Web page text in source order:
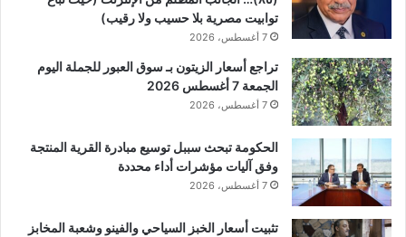
توابيت مصرية بلا حسيب ولا رقيب)
7 أغسطس، 2026
تراجع أسعار الزيتون بـ سوق العبور للجملة اليوم
الجمعة 7 أغسطس 2026
7 أغسطس، 2026
الحكومة تبحث سببل توسيع مبادرة القرية المنتجة
وفق آليات مؤشرات أداء محددة
7 أغسطس، 2026
تثبيت أسعار الخبز السياحي والفينو وشعبة المخابز